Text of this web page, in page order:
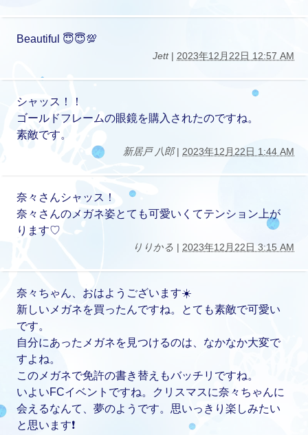
Beautiful 😇😇💯
Jett| 2023年12月22日 12:57 AM
シャッス！！
ゴールドフレームの眼鏡を購入されたのですね。
素敵です。
新居戸 八郎| 2023年12月22日 1:44 AM
奈々さんシャッス！
奈々さんのメガネ姿とても可愛いくてテンション上が
ります♡
りりかる | 2023年12月22日 3:15 AM
奈々ちゃん、おはようございます☀️
新しいメガネを買ったんですね。とても素敵で可愛い
です。
自分にあったメガネを見つけるのは、なかなか大変で
すよね。
このメガネで免許の書き替えもバッチリですね。
いよいFCイベントですね。クリスマスに奈々ちゃんに
会えるなんて、夢のようです。思いっきり楽しみたい
と思います❗